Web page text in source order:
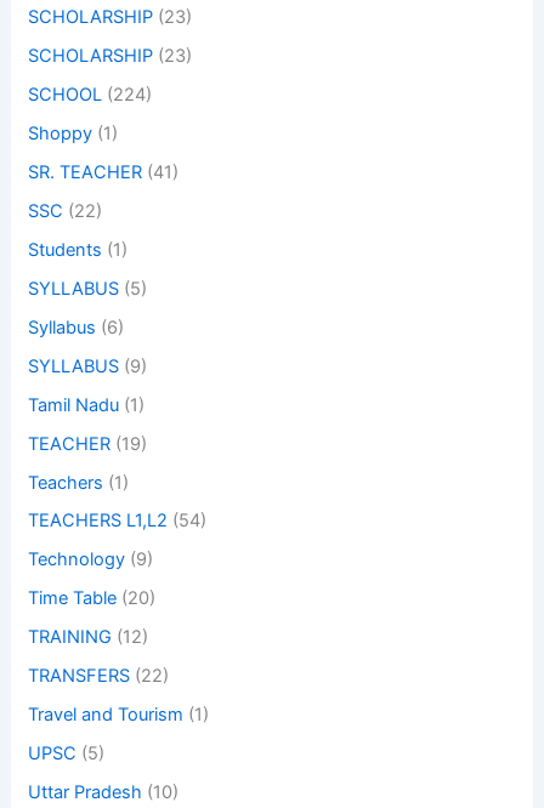
SCHOLARSHIP (23)
SCHOLARSHIP (23)
SCHOOL (224)
Shoppy (1)
SR. TEACHER (41)
SSC (22)
Students (1)
SYLLABUS (5)
Syllabus (6)
SYLLABUS (9)
Tamil Nadu (1)
TEACHER (19)
Teachers (1)
TEACHERS L1,L2 (54)
Technology (9)
Time Table (20)
TRAINING (12)
TRANSFERS (22)
Travel and Tourism (1)
UPSC (5)
Uttar Pradesh (10)